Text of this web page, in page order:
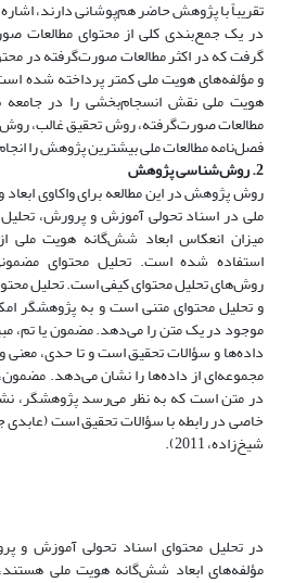
تقریباً با پژوهش حاضر هم‌پوشانی دارند،
در یک جمع‌بندی کلی از محتوای مطالعات
گرفت که در اکثر مطالعات صورت‌گرفته در
و مؤلفه‌های هویت ملی کمتر پرداخته شده
هویت ملی نقش انسجام‌بخشی را در جامعه
مطالعات صورت‌گرفته، روش تحقیق غالب،
فصل‌نامه مطالعات ملی بیشترین پژوهش را
2. روش‌شناسی پژوهش
روش پژوهش در این مطالعه برای واکاوی
ملی در اسناد تحولی آموزش و پرورش،
میزان انعکاس ابعاد شش‌گانه هویت ملی
استفاده شده است. تحلیل محتوای
روش‌های تحلیل محتوای کیفی است. تحلیل
و تحلیل محتوای متنی است و به پژوهشگر
موجود در یک متن را می‌دهد. مضمون یا تم،
داده‌ها و سؤالات تحقیق است و تا حدی، معنی
مجموعه‌ای از داده‌ها را نشان می‌دهد.
در متن است که به نظر می‌رسد پژوهشگر،
خاصی در رابطه با سؤالات تحقیق است (عابدی
شیخ‌زاده، 2011).
در تحلیل محتوای اسناد تحولی آموزش و
مؤلفه‌های ابعاد شش‌گانه هویت ملی